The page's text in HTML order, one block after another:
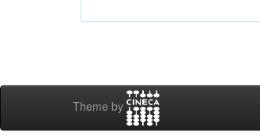
Theme by